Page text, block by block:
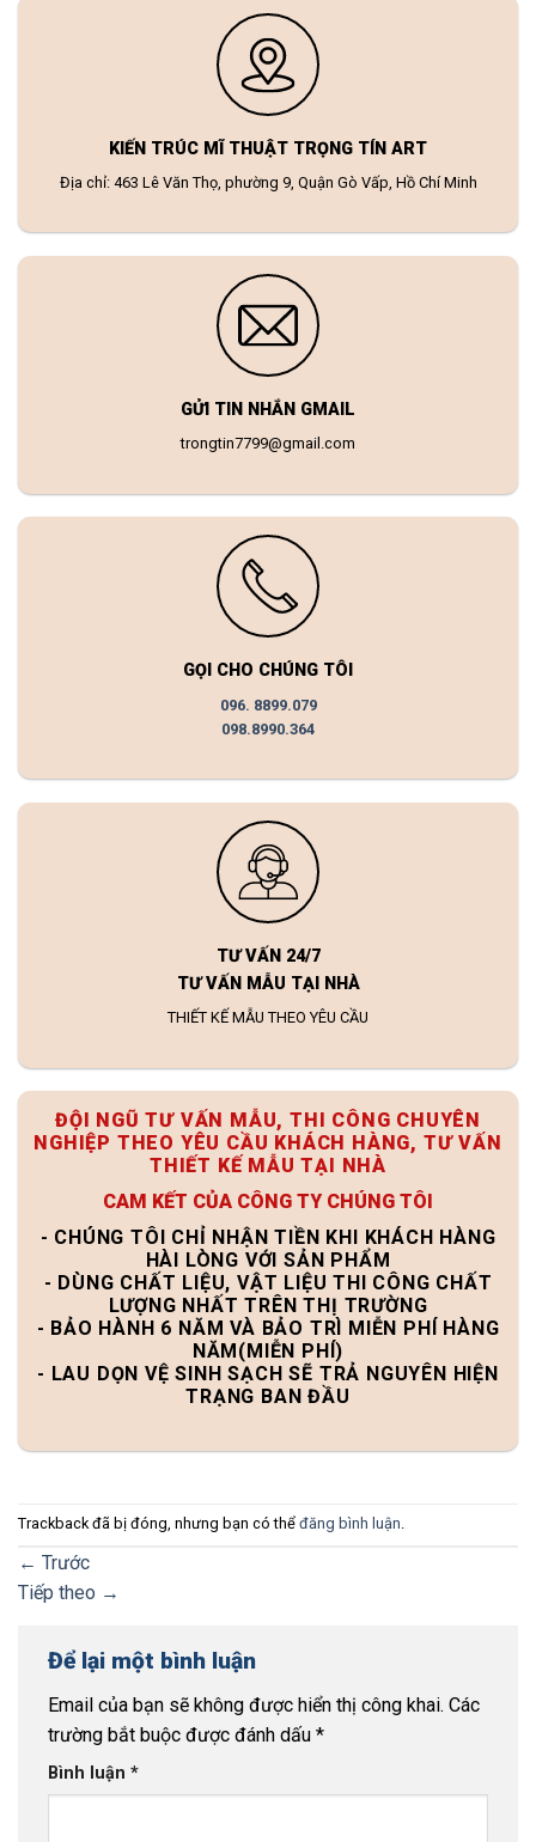
KIẾN TRÚC MĨ THUẬT TRỌNG TÍN ART
Địa chỉ: 463 Lê Văn Thọ, phường 9, Quận Gò Vấp, Hồ Chí Minh
GỬI TIN NHẮN GMAIL
trongtin7799@gmail.com
GỌI CHO CHÚNG TÔI
096. 8899.079
098.8990.364
TƯ VẤN 24/7
TƯ VẤN MẪU TẠI NHÀ
THIẾT KẾ MẪU THEO YÊU CẦU
ĐỘI NGŨ TƯ VẤN MẪU, THI CÔNG CHUYÊN
NGHIỆP THEO YÊU CẦU KHÁCH HÀNG, TƯ VẤN
THIẾT KẾ MẪU TẠI NHÀ
CAM KẾT CỦA CÔNG TY CHÚNG TÔI
- CHÚNG TÔI CHỈ NHẬN TIỀN KHI KHÁCH HÀNG
HÀI LÒNG VỚI SẢN PHẨM
- DÙNG CHẤT LIỆU, VẬT LIỆU THI CÔNG CHẤT
LƯỢNG NHẤT TRÊN THỊ TRƯỜNG
- BẢO HÀNH 6 NĂM VÀ BẢO TRÌ MIỄN PHÍ HÀNG
NĂM(MIỄN PHÍ)
- LAU DỌN VỆ SINH SẠCH SẼ TRẢ NGUYÊN HIỆN
TRẠNG BAN ĐẦU
Trackback đã bị đóng, nhưng bạn có thể đăng bình luận
← Trước
Tiếp theo →
Để lại một bình luận
Email của bạn sẽ không được hiển thị công khai. Các
trường bắt buộc được đánh dấu *
Bình luận *